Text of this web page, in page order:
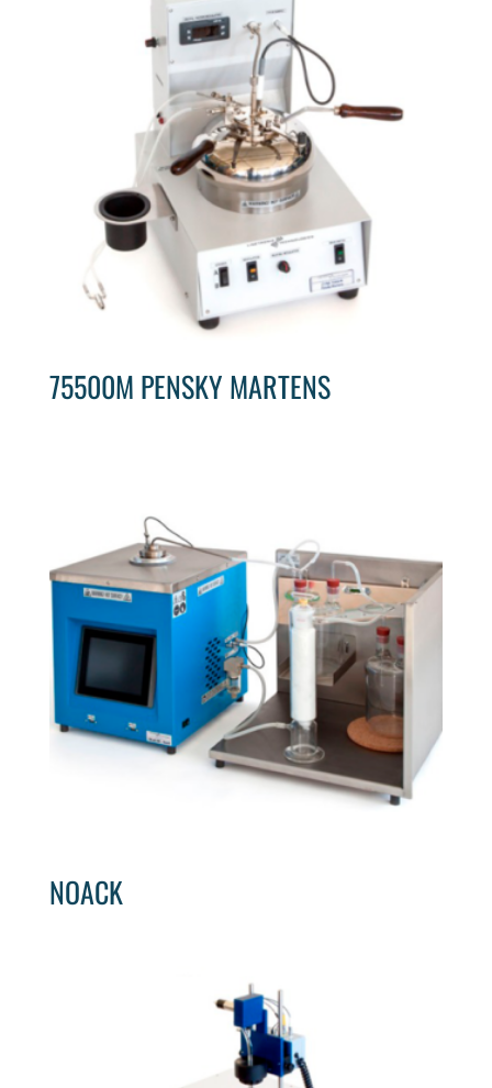
75500M PENSKY MARTENS
NOACK